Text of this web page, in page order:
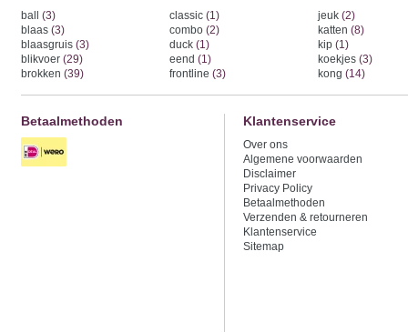
ball (3)
blaas (3)
blaasgruis (3)
blikvoer (29)
brokken (39)
classic (1)
combo (2)
duck (1)
eend (1)
frontline (3)
jeuk (2)
katten (8)
kip (1)
koekjes (3)
kong (14)
Betaalmethoden Klantenservice
Over ons
Algemene voorwaarden
Disclaimer
Privacy Policy
Betaalmethoden
Verzenden & retourneren
Klantenservice
Sitemap